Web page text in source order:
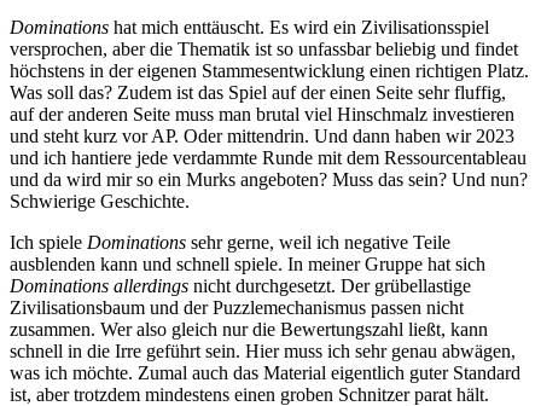
Dominations hat mich enttäuscht. Es wird ein Zivilisationsspiel
versprochen, aber die Thematik ist so unfassbar beliebig und findet
höchstens in der eigenen Stammesentwicklung einen richtigen Platz.
Was soll das? Zudem ist das Spiel auf der einen Seite sehr fluffig,
auf der anderen Seite muss man brutal viel Hinschmalz investieren
und steht kurz vor AP. Oder mittendrin. Und dann haben wir 2023
und ich hantiere jede verdammte Runde mit dem Ressourcentableau
und da wird mir so ein Murks angeboten? Muss das sein? Und nun?
Schwierige Geschichte.
Ich spiele Dominations sehr gerne, weil ich negative Teile
ausblenden kann und schnell spiele. In meiner Gruppe hat sich
Dominations allerdings nicht durchgesetzt. Der grübellastige
Zivilisationsbaum und der Puzzlemechanismus passen nicht
zusammen. Wer also gleich nur die Bewertungszahl ließt, kann
schnell in die Irre geführt sein. Hier muss ich sehr genau abwägen,
was ich möchte. Zumal auch das Material eigentlich guter Standard
ist, aber trotzdem mindestens einen groben Schnitzer parat hält.